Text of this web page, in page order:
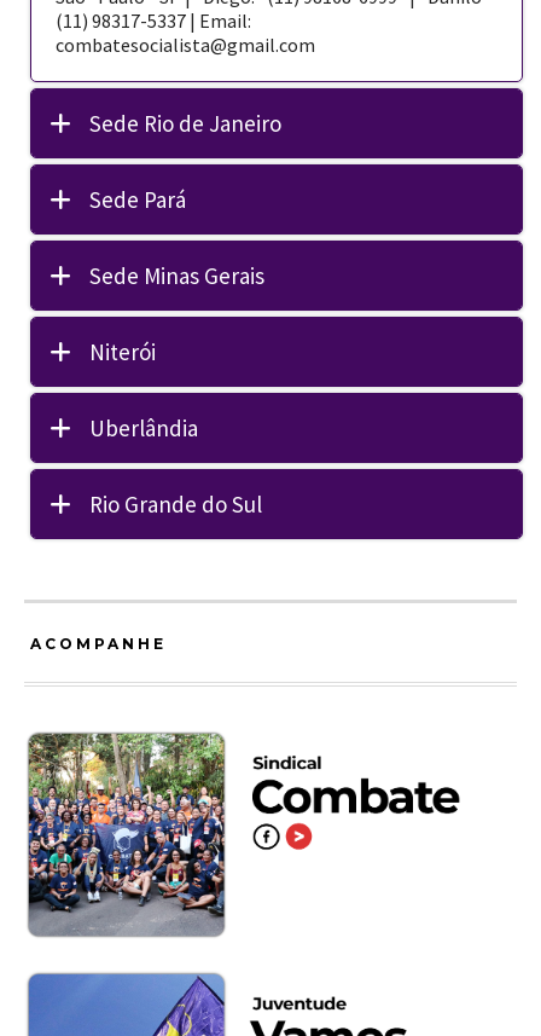
(11) 98317-5337 | Email:
combatesocialista@gmail.com
Sede Rio de Janeiro
Sede Pará
Sede Minas Gerais
Niterói
Uberlândia
Rio Grande do Sul
ACOMPANHE